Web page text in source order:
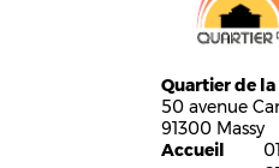
Quartier de la
50 avenue
91300 Massy
Accueil